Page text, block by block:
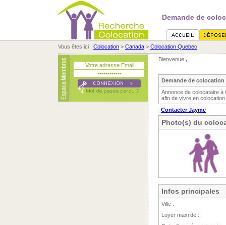
Demande de
Vous êtes ici : Colocation > Canada > Colocation Quebec
Bienvenue ,
Demande de colocation
Annonce de colocataire
afin de vivre en colocation
Contacter Jayme
Photo(s) du
Infos principales
Ville :
Loyer maxi de :